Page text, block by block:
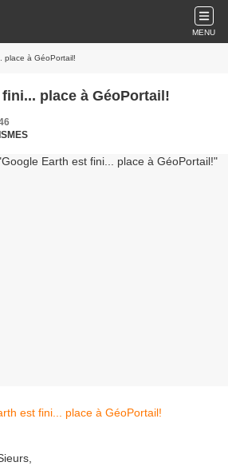
MENU
place à GéoPortail!
place à GéoPortail!